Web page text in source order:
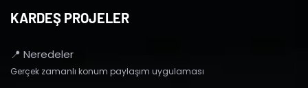
KARDEŞ PROJELER
📍 Neredeler
Gerçek zamanlı konum paylaşım uygulaması